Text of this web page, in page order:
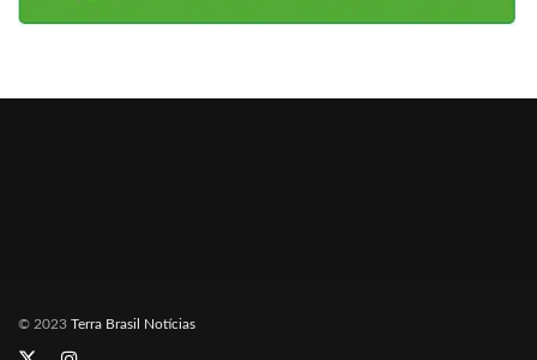
© 2023 Terra Brasil Notícias